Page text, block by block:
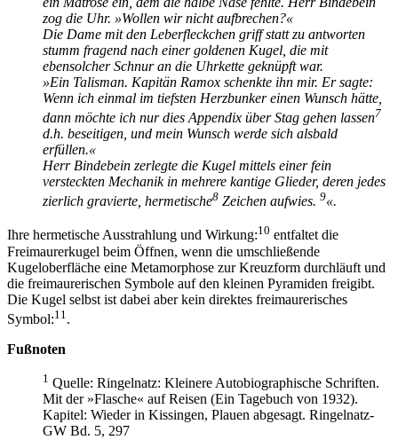
zog die Uhr. »Wollen wir nicht aufbrechen?«
Die Dame mit den Leberfleckchen griff statt zu antworten
stumm fragend nach einer goldenen Kugel, die mit
ebensolcher Schnur an die Uhrkette geknüpft war.
»Ein Talisman. Kapitän Ramox schenkte ihn mir. Er sagte:
Wenn ich einmal im tiefsten Herzbunker einen Wunsch hätte,
dann möchte ich nur dies Appendix über Stag gehen lassen7
d.h. beseitigen, und mein Wunsch werde sich alsbald
erfüllen.«
Herr Bindebein zerlegte die Kugel mittels einer fein
versteckten Mechanik in mehrere kantige Glieder, deren jedes
zierlich gravierte, hermetische8 Zeichen aufwies. 9«.
Ihre hermetische Ausstrahlung und Wirkung:10 entfaltet die
Freimaurerkugel beim Öffnen, wenn die umschließende
Kugeloberfläche eine Metamorphose zur Kreuzform durchläuft und
die freimaurerischen Symbole auf den kleinen Pyramiden freigibt.
Die Kugel selbst ist dabei aber kein direktes freimaurerisches
Symbol:11 .
Fußnoten
1 Quelle: Ringelnatz: Kleinere Autobiographische Schriften.
Mit der »Flasche« auf Reisen (Ein Tagebuch von 1932).
Kapitel: Wieder in Kissingen, Plauen abgesagt. Ringelnatz-
GW Bd. 5, 297